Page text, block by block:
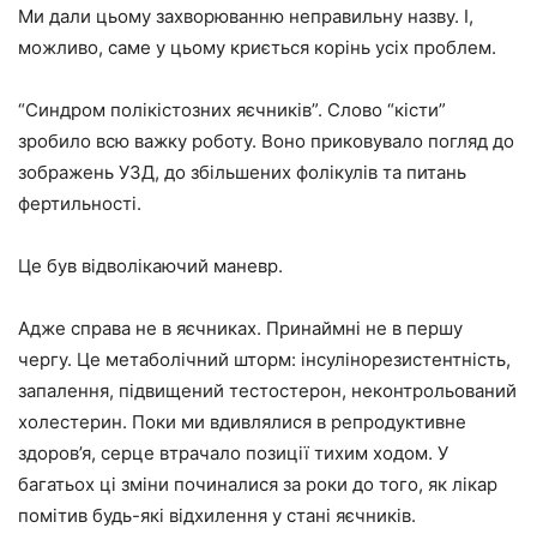
Ми дали цьому захворюванню неправильну назву. І,
можливо, саме у цьому криється корінь усіх проблем.
“Синдром полікістозних яєчників”. Слово “кісти”
зробило всю важку роботу. Воно приковувало погляд до
зображень УЗД, до збільшених фолікулів та питань
фертильності.
Це був відволікаючий маневр.
Адже справа не в яєчниках. Принаймні не в першу
чергу. Це метаболічний шторм: інсулінорезистентність,
запалення, підвищений тестостерон, неконтрольований
холестерин. Поки ми вдивлялися в репродуктивне
здоров’я, серце втрачало позиції тихим ходом. У
багатьох ці зміни починалися за роки до того, як лікар
помітив будь-які відхилення у стані яєчників.